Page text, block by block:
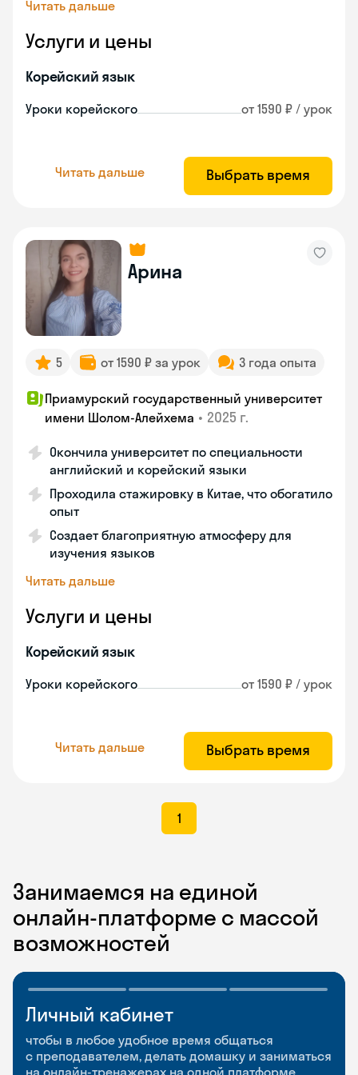
Читать дальше
Услуги и цены
Корейский язык
Уроки корейского от 1590 ₽ / урок
Читать дальше Выбрать время
Арина
5 от 1590 ₽ за урок 3 года опыта
Приамурский государственный университет
имени Шолом-Алейхема • 2025 г.
Окончила университет по специальности
английский и корейский языки
Проходила стажировку в Китае, что обогатило
опыт
Создает благоприятную атмосферу для
изучения языков
Читать дальше
Услуги и цены
Корейский язык
Уроки корейского от 1590 ₽ / урок
Читать дальше Выбрать время
1
Занимаемся на единой
онлайн-платформе с массой
возможностей
Личный кабинет
чтобы в любое удобное время общаться
с преподавателем, делать домашку и заниматься
на онлайн-тренажерах на одной платформе
Мобильное
приложение
чтобы заниматься и изучать новые слова где
Разговорные клубы
и Talks
Групповые занятия для разговорной практики